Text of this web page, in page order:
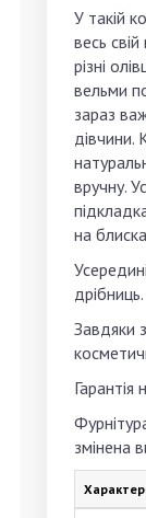
У такій
весь
різні
вельми
зараз
дівчини.
вручну.
на
дрібниць.
Завдяки
Гарантія
змінена